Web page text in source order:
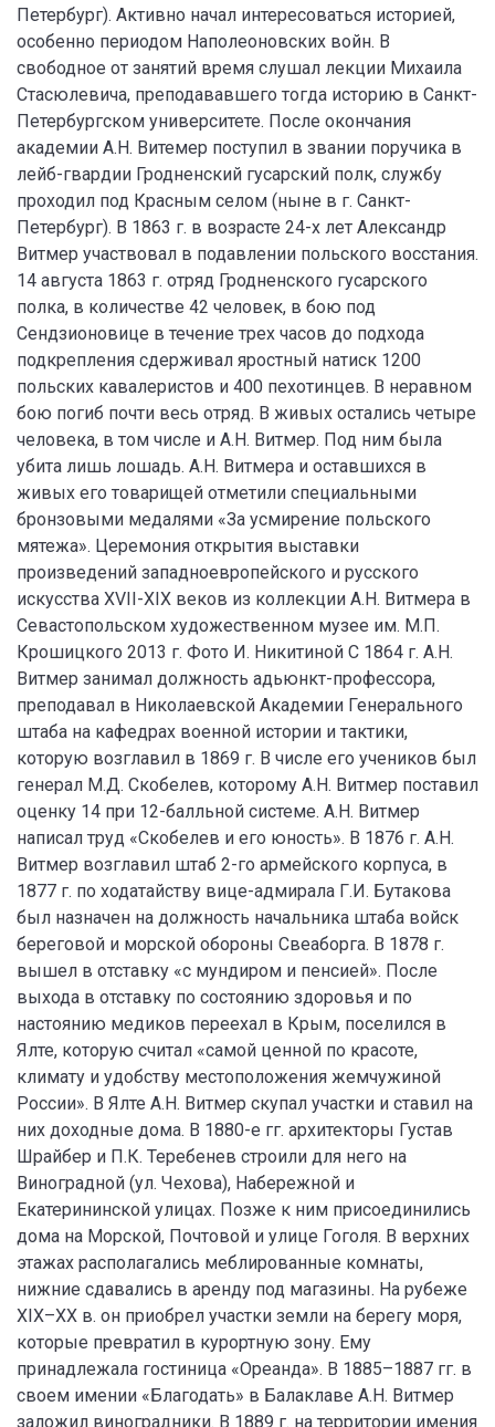
Петербург). Активно начал интересоваться историей,
особенно периодом Наполеоновских войн. В
свободное от занятий время слушал лекции Михаила
Стасюлевича, преподававшего тогда историю в Санкт-
Петербургском университете. После окончания
академии А.Н. Витемер поступил в звании поручика в
лейб-гвардии Гродненский гусарский полк, службу
проходил под Красным селом (ныне в г. Санкт-
Петербург). В 1863 г. в возрасте 24-х лет Александр
Витмер участвовал в подавлении польского восстания.
14 августа 1863 г. отряд Гродненского гусарского
полка, в количестве 42 человек, в бою под
Сендзионовице в течение трех часов до подхода
подкрепления сдерживал яростный натиск 1200
польских кавалеристов и 400 пехотинцев. В неравном
бою погиб почти весь отряд. В живых остались четыре
человека, в том числе и А.Н. Витмер. Под ним была
убита лишь лошадь. А.Н. Витмера и оставшихся в
живых его товарищей отметили специальными
бронзовыми медалями «За усмирение польского
мятежа». Церемония открытия выставки
произведений западноевропейского и русского
искусства XVII-XIX веков из коллекции А.Н. Витмера в
Севастопольском художественном музее им. М.П.
Крошицкого 2013 г. Фото И. Никитиной С 1864 г. А.Н.
Витмер занимал должность адьюнкт-профессора,
преподавал в Николаевской Академии Генерального
штаба на кафедрах военной истории и тактики,
которую возглавил в 1869 г. В числе его учеников был
генерал М.Д. Скобелев, которому А.Н. Витмер поставил
оценку 14 при 12-балльной системе. А.Н. Витмер
написал труд «Скобелев и его юность». В 1876 г. А.Н.
Витмер возглавил штаб 2-го армейского корпуса, в
1877 г. по ходатайству вице-адмирала Г.И. Бутакова
был назначен на должность начальника штаба войск
береговой и морской обороны Свеаборга. В 1878 г.
вышел в отставку «с мундиром и пенсией». После
выхода в отставку по состоянию здоровья и по
настоянию медиков переехал в Крым, поселился в
Ялте, которую считал «самой ценной по красоте,
климату и удобству местоположения жемчужиной
России». В Ялте А.Н. Витмер скупал участки и ставил на
них доходные дома. В 1880-е гг. архитекторы Густав
Шрайбер и П.К. Теребенев строили для него на
Виноградной (ул. Чехова), Набережной и
Екатерининской улицах. Позже к ним присоединились
дома на Морской, Почтовой и улице Гоголя. В верхних
этажах располагались меблированные комнаты,
нижние сдавались в аренду под магазины. На рубеже
XIX–XX в. он приобрел участки земли на берегу моря,
которые превратил в курортную зону. Ему
принадлежала гостиница «Ореанда». В 1885–1887 гг. в
своем имении «Благодать» в Балаклаве А.Н. Витмер
заложил виноградники. В 1889 г. на территории имения